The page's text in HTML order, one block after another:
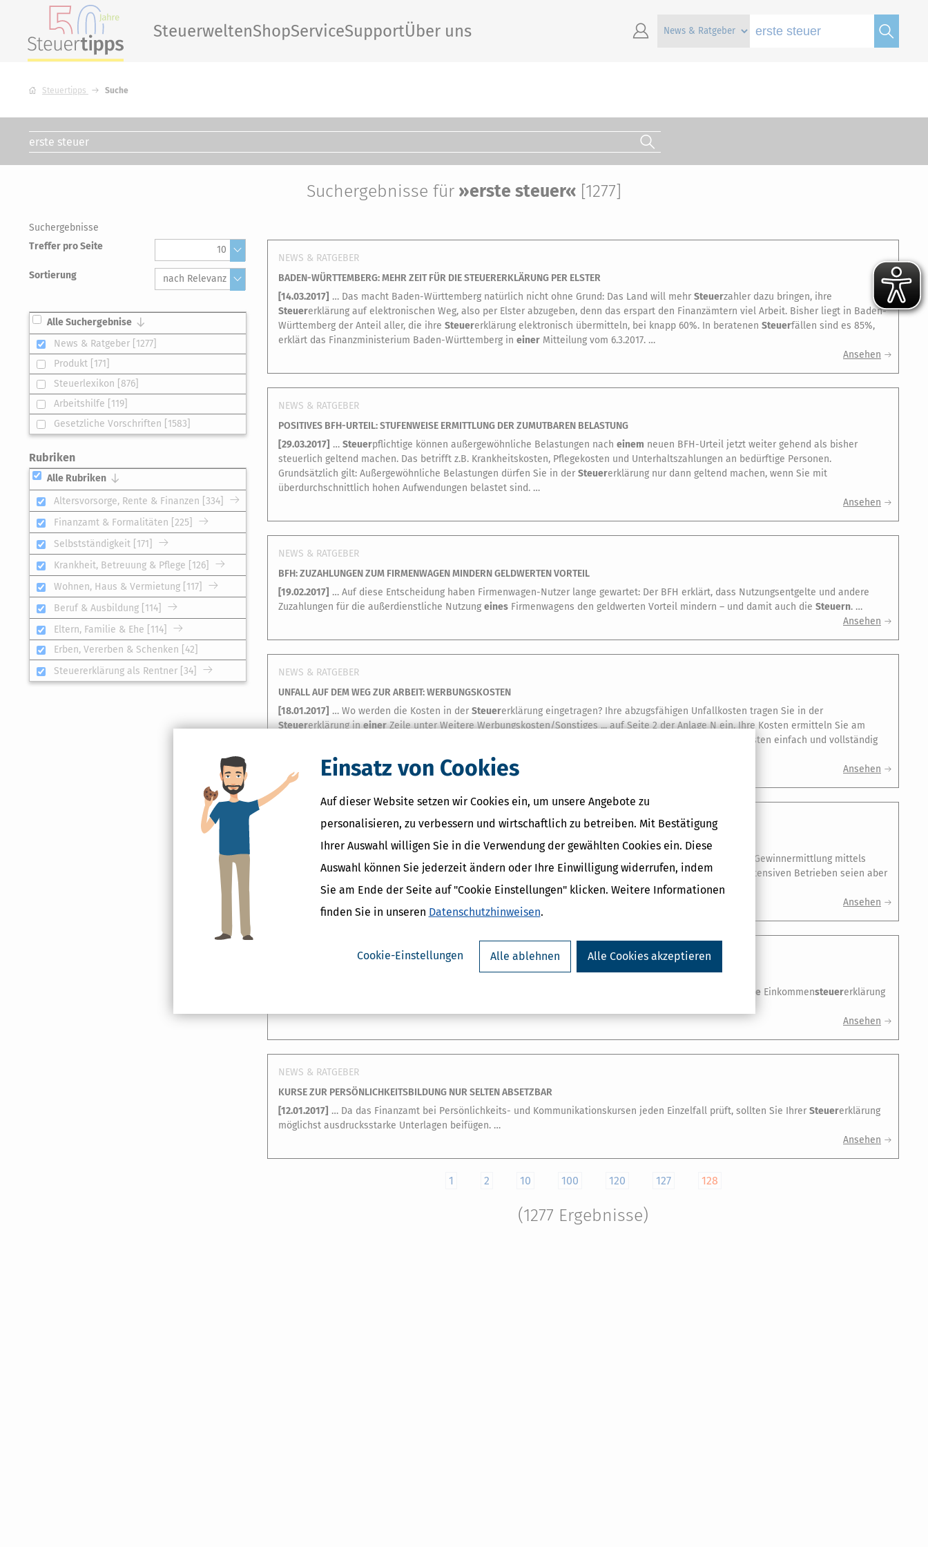
Einsatz von Cookies
Auf dieser Website setzen wir Cookies ein, um unsere Angebote zu
personalisieren, zu verbessern und wirtschaftlich zu betreiben. Mit Bestätigung
Ihrer Auswahl willigen Sie in die Verwendung der gewählten Cookies ein. Diese
Auswahl können Sie jederzeit ändern oder Ihre Einwilligung widerrufen, indem
Sie am Ende der Seite auf "Cookie Einstellungen" klicken. Weitere Informationen
finden Sie in unseren Datenschutzhinweisen.
Cookie-Einstellungen Alle ablehnen Alle Cookies akzeptieren
SteuerweltenShopServiceSupportÜber uns
Steuertipps Suche
Suchergebnisse für »erste steuer« [1277]
Suchergebnisse
Treffer pro Seite
10
Sortierung nach Relevanz
Alle Suchergebnise
News & Ratgeber [1277]
Produkt [171]
Steuerlexikon [876]
Arbeitshilfe [119]
Gesetzliche Vorschriften [1583]
Rubriken
Alle Rubriken
Altersvorsorge, Rente & Finanzen [334]
Finanzamt & Formalitäten [225]
Selbstständigkeit [171]
Krankheit, Betreuung & Pflege [126]
Wohnen, Haus & Vermietung [117]
Beruf & Ausbildung [114]
Eltern, Familie & Ehe [114]
Erben, Vererben & Schenken [42]
Steuererklärung als Rentner [34]
NEWS & RATGEBER
BADEN-WÜRTTEMBERG: MEHR ZEIT FÜR DIE STEUERERKLÄRUNG PER ELSTER
[14.03.2017] … Das macht Baden-Württemberg natürlich nicht ohne Grund: Das Land will mehr Steuerzahler dazu bringen, ihre
Steuererklärung auf elektronischen Weg, also per Elster abzugeben, denn das erspart den Finanzämtern viel Arbeit. Bisher liegt in Baden-
Württemberg der Anteil aller, die ihre Steuererklärung elektronisch übermitteln, bei knapp 60%. In beratenen Steuerfällen sind es 85%,
erklärt das Finanzministerium Baden-Württemberg in einer Mitteilung vom 6.3.2017. …
Ansehen
NEWS & RATGEBER
POSITIVES BFH-URTEIL: STUFENWEISE ERMITTLUNG DER ZUMUTBAREN BELASTUNG
[29.03.2017] … Steuerpflichtige können außergewöhnliche Belastungen nach einem neuen BFH-Urteil jetzt weiter gehend als bisher
steuerlich geltend machen. Das betrifft z.B. Krankheitskosten, Pflegekosten und Unterhaltszahlungen an bedürftige Personen.
Grundsätzlich gilt: Außergewöhnliche Belastungen dürfen Sie in der Steuererklärung nur dann geltend machen, wenn Sie mit
überdurchschnittlich hohen Aufwendungen belastet sind. …
Ansehen
NEWS & RATGEBER
BFH: ZUZAHLUNGEN ZUM FIRMENWAGEN MINDERN GELDWERTEN VORTEIL
[19.02.2017] … Auf diese Entscheidung haben Firmenwagen-Nutzer lange gewartet: Der BFH erklärt, dass Nutzungsentgelte und andere
Zuzahlungen für die außerdienstliche Nutzung eines Firmenwagens den geldwerten Vorteil mindern – und damit auch die Steuern. …
Ansehen
NEWS & RATGEBER
UNFALL AUF DEM WEG ZUR ARBEIT: WERBUNGSKOSTEN
[18.01.2017] … Wo werden die Kosten in der Steuererklärung eingetragen? Ihre abzugsfähigen Unfallkosten tragen Sie in der
Steuererklärung ineinerZeile unter Weitere Werbungskosten/Sonstiges ... auf Seite 2 der Anlage N ein. Ihre Kosten ermitteln Sie am
gesonderten Aufstellung, die Sie beifügen. Mit diesem Mustervordruck machen Sie Unfallkosten einfach und vollständig
Steuererklärung geltend! …
Ansehen
NEWS & RATGEBER
EÜR: KEINE PFLICHT ZUM KASSENBUCH, ABER AUFZEICHNUNGEN MÜSSEN SEIN!
Kassenbericht Zwar bestehe bei der Gewinnermittlung mittels
Einnahmen-Überschuss-Rechnung keine Pflicht zum FühreneinesKassenbuchs, insbesondere bei bargeldintensiven Betrieben seien aber
detaillierte Aufzeichnungen ähnlicheinemKassenkonto odereinemKassenbericht notwendig. …
Ansehen
NEWS & RATGEBER
ELTERNGELDPLUS: LÄNGER ELTERNGELD BEI TEILZEITARBEIT
eine Einkommensteuererklärung
Ansehen
NEWS & RATGEBER
KURSE ZUR PERSÖNLICHKEITSBILDUNG NUR SELTEN ABSETZBAR
[12.01.2017] … Da das Finanzamt bei Persönlichkeits- und Kommunikationskursen jeden Einzelfall prüft, sollten Sie Ihrer Steuererklärung
möglichst ausdrucksstarke Unterlagen beifügen. …
Ansehen
1 2 10 100 120 127 128
(1277 Ergebnisse)